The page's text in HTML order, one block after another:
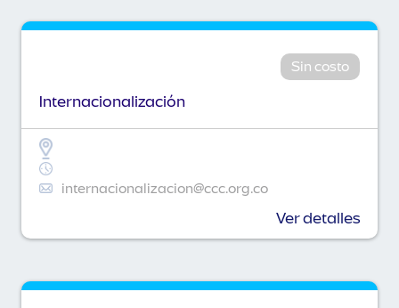
Sin costo
Internacionalización
internacionalizacion@ccc.org.co
Ver detalles